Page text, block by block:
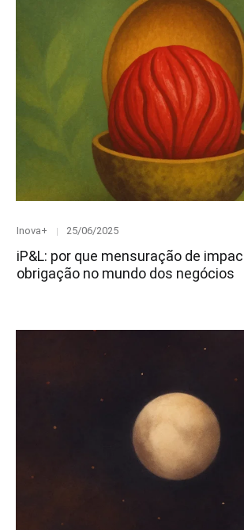
Category
Inova+
Posted
25/06/2025
iP&L: por que mensuração de
obrigação no mundo dos negócios